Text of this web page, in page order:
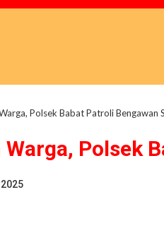
Polsek Babat Patroli Bengawan
Warga, Polsek